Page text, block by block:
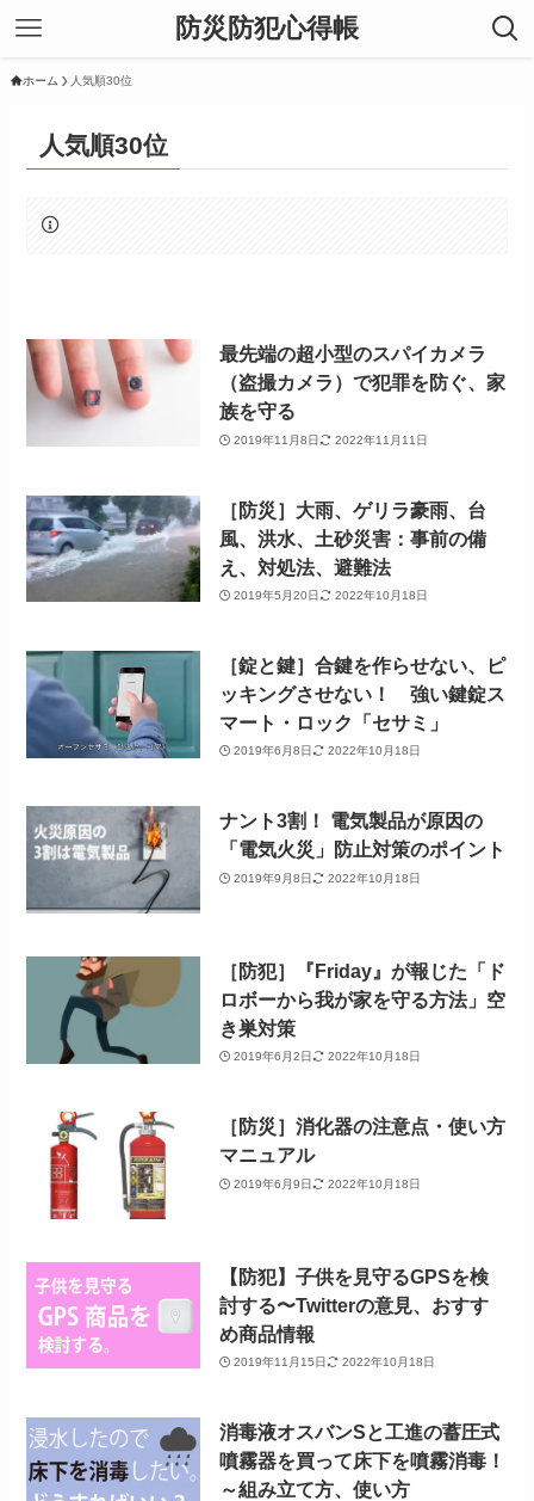
防災防犯心得帳
ホーム 人気順30位
人気順30位
最先端の超小型のスパイカメラ
（盗撮カメラ）で犯罪を防ぐ、家
族を守る
2019年11月8日 2022年11月11日
［防災］大雨、ゲリラ豪雨、台
風、洪水、土砂災害：事前の備
え、対処法、避難法
2019年5月20日 2022年10月18日
［錠と鍵］合鍵を作らせない、ピ
ッキングさせない！ 強い鍵錠ス
マート・ロック「セサミ」
2019年6月8日 2022年10月18日
ナント3割！ 電気製品が原因の
「電気火災」防止対策のポイント
2019年9月8日 2022年10月18日
［防犯］『Friday』が報じた「ド
ロボーから我が家を守る方法」空
き巣対策
2019年6月2日 2022年10月18日
［防災］消化器の注意点・使い方
マニュアル
2019年6月9日 2022年10月18日
【防犯】子供を見守るGPSを検
討する〜Twitterの意見、おすす
め商品情報
2019年11月15日 2022年10月18日
消毒液オスバンSと工進の蓄圧式
噴霧器を買って床下を噴霧消毒！
～組み立て方、使い方